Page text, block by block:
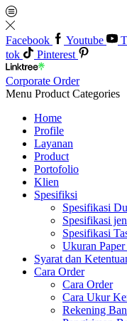
Facebook Youtube
tok
Pinterest
Corporate Order
Menu Product Categories
Home
Profile
Layanan
Product
Portofolio
Klien
Spesifiksi
Spesifikasi
Spesifikasi
Spesifikasi
Ukuran
Syarat dan
Cara Order
Cara Order
Cara Ukur
Rekening